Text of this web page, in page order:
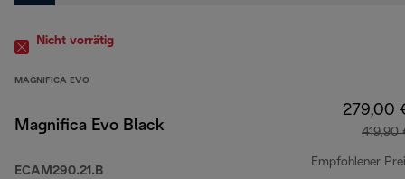
Nicht vorrätig
MAGNIFICA EVO
Magnifica Evo Black
ECAM290.21.B
279,00
419,90
Empfohlener